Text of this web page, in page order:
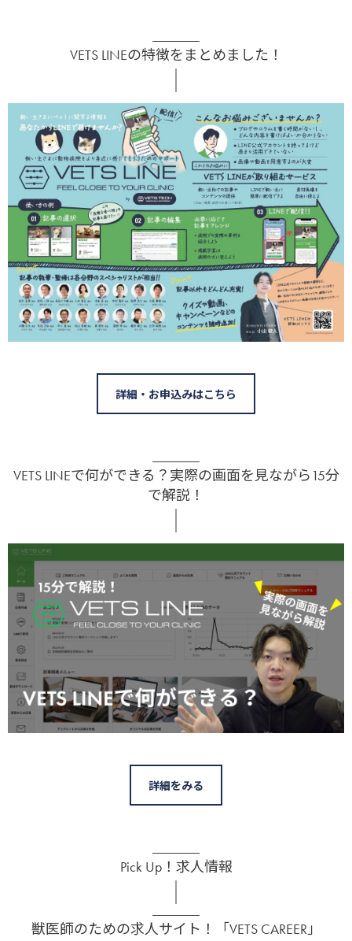
VETS LINEの特徴をまとめました！
詳細・お申込みはこちら
VETS LINEで何ができる？実際の画面を見ながら15分
で解説！
詳細をみる
Pick Up！求人情報
獣医師のための求人サイト！「VETS CAREER」